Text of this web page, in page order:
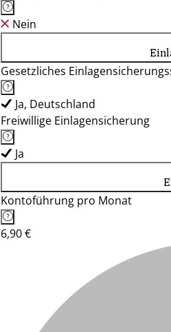
Nein
Gesetzliches
Ja, Deutschland
Freiwillige Einlagensicherung
Ja
Kontoführung pro Monat
6,90 €